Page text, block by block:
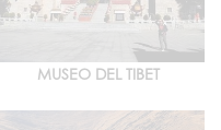
MUSEO DEL TIBET